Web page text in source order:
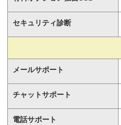
セキュリティ診断
メールサポート
チャットサポート
電話サポート